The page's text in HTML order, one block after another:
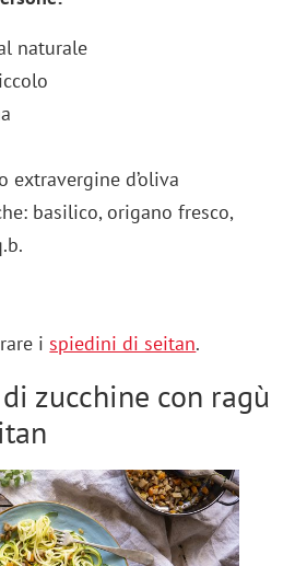
naturale
extravergine d’oliva
basilico, origano fresco,
i spiedini di seitan.
zucchine con ragù